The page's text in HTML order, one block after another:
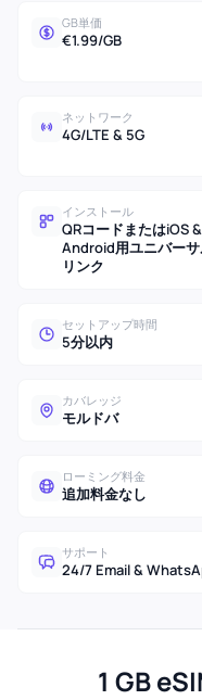
GB単価
€1.99/GB
ネットワーク
4G/LTE & 5G
インストール
QRコードまたはiOS &
Android用ユニバー
リンク
セットアップ時間
5分以内
カバレッジ
モルドバ
ローミング料金
追加料金なし
サポート
24/7 Email &
1 GB